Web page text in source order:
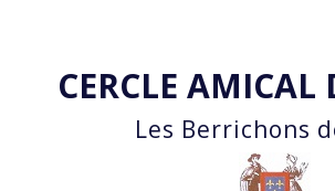
CERCLE AMICAL
Les Berrichons